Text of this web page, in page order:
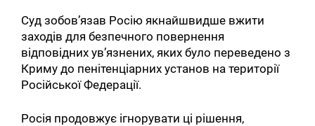
Суд зобов’язав Росію якнайшвидше вжити
заходів для безпечного повернення
відповідних ув’язнених, яких було переведено з
Криму до пенітенціарних установ на території
Російської Федерації.
Росія продовжує ігнорувати ці рішення,